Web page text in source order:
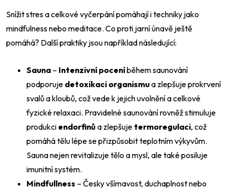
Snížit stres a celkové vyčerpání pomáhají i techniky jako
mindfulness nebo meditace. Co proti jarní únavě ještě
pomáhá? Další praktiky jsou například následující:
Sauna – Intenzivní poceníběhem saunování
podporuje detoxikaci organismua zlepšuje prokrvení
svalů a kloubů, což vede k jejich uvolnění a celkové
fyzické relaxaci. Pravidelné saunování rovněž stimuluje
produkci endorfinů a zlepšuje termoregulaci, což
pomáhá tělu lépe se přizpůsobit teplotním výkyvům.
Sauna nejen revitalizuje tělo a mysl, ale také posiluje
imunitní systém.
Mindfullness – Česky všímavost, duchaplnost nebo
Odeslat